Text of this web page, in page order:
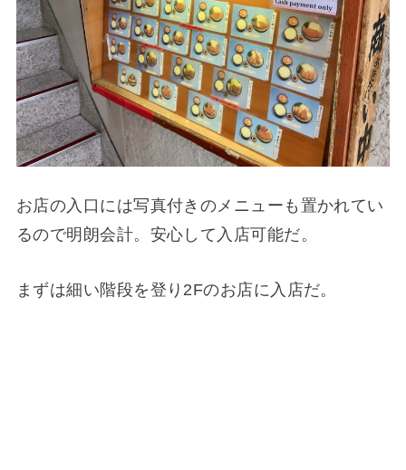
お店の入口には写真付きのメニューも置かれてい
るので明朗会計。安心して入店可能だ。
まずは細い階段を登り2Fのお店に入店だ。